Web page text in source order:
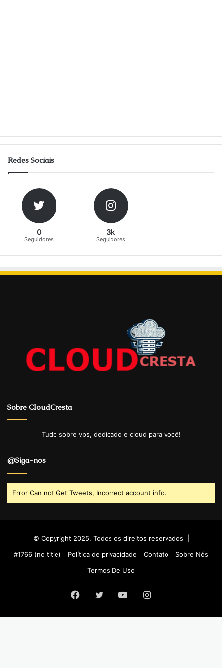
Redes Sociais
0
Seguidores
3k
Seguidores
Sobre CloudCresta
Tudo sobre vps, dedicado e cloud para você!
@Siga-nos
Error Can not Get Tweets, Incorrect account info.
© Copyright 2025, Todos os direitos reservados |
#1766 (no title)
Política de privacidade Contato
Sobre Nós
Termos De Uso
Facebook
Twitter YouTubeInstagram